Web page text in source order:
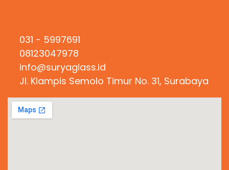
031 - 5997691
08123047978
info@suryaglass.id
Jl. Klampis Semolo Timur No. 31, Surabaya